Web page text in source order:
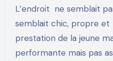
L’endroit ne semblait
semblait chic, propre
prestation de la jeune
performante mais pas